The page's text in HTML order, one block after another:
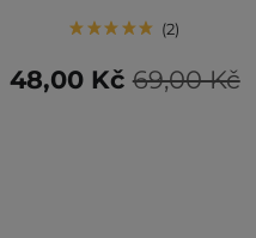
2
69,00 Kč
48,00 Kč